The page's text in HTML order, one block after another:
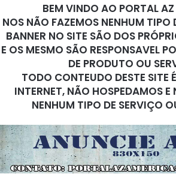
BEM VINDO AO PORTAL
NOS NÃO FAZEMOS NENHUM TIPO
BANNER NO SITE SÃO DOS
E OS MESMO SÃO RESPONSAVEL
DE PRODUTO OU
TODO CONTEUDO DESTE SITE
INTERNET, NÃO HOSPEDAMOS
NENHUM TIPO DE SERVIÇO